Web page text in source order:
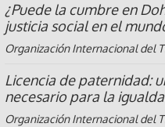
¿Puede la cumbre en
justicia social en el
Organización Internacional del
Licencia de paternidad:
necesario para la
Organización Internacional del